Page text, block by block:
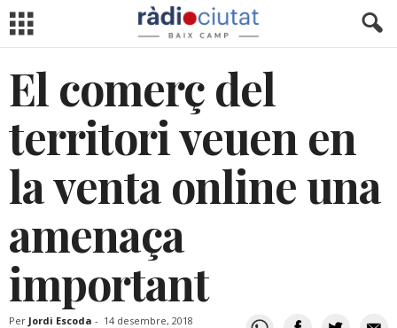
El comerç del
territori veuen en
la venta online una
amenaça
important
Per Jordi Escoda - 14 desembre, 2018